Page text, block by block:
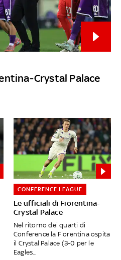
Crystal Palace
Le ufficiali di Fiorentina-
Crystal Palace
CONFERENCE LEAGUE
Nel ritorno dei quarti di
Conference la Fiorentina ospita
il Crystal Palace (3-0 per le
Eagles...